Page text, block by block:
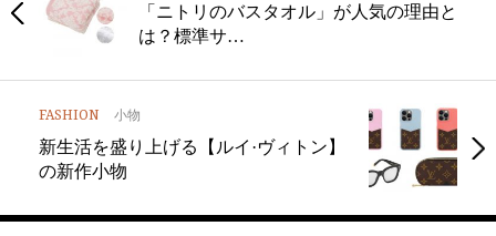
「ニトリのバスタオル」が人気の理由と
は？標準サ…
FASHION 小物
新生活を盛り上げる【ルイ·ヴィトン】
の新作小物